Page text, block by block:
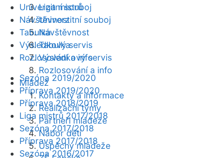
Liga mistrů
Univerzitní souboj
Návštěvnost
Tabulka
Výsledkový servis
Rozlosování a info
Mládež
Kontakty a informace
Realizační týmy
Partneři mládeže
Nábor dětí
Úspěchy mládeže
Univerzitní souboj
Návštěvnost
Tabulka
Výsledkový servis
Rozlosování a info
Sezóna 2019/2020
Příprava 2019/2020
Příprava 2018/2019
Liga mistrů 2017/2018
Sezóna 2017/2018
Příprava 2017/2018
Sezóna 2016/2017